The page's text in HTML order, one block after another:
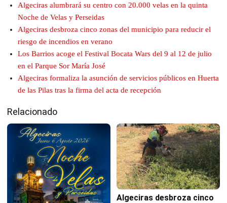
Algeciras alumbrará su centro con 20.000 velas en la quinta
Noche de Velas y Perseidas
Algeciras desbroza cinco zonas del municipio para reducir el
riesgo de incendios en verano
Los Barrios acoge el Festival Bocata Wars del 9 al 12 de julio
en el Parque Sor María José
Algeciras formaliza la asunción de servicios públicos en Huerta
de las Pilas tras la firma del acta de recepción
Relacionado
Algeciras desbroza cinco